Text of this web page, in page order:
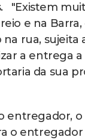
"Existem
e na
rua, sujeita
a entrega
da sua
entregador,
o